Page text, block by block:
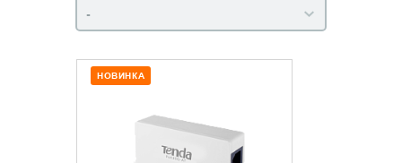
-
НОВИНКА
КУПИТЬ В 1 КЛИК